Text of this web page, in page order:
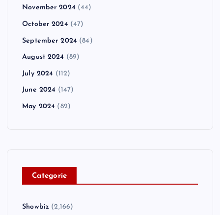
November 2024 (44)
October 2024 (47)
September 2024 (84)
August 2024 (89)
July 2024 (112)
June 2024 (147)
May 2024 (82)
Categorie
Showbiz (2,166)